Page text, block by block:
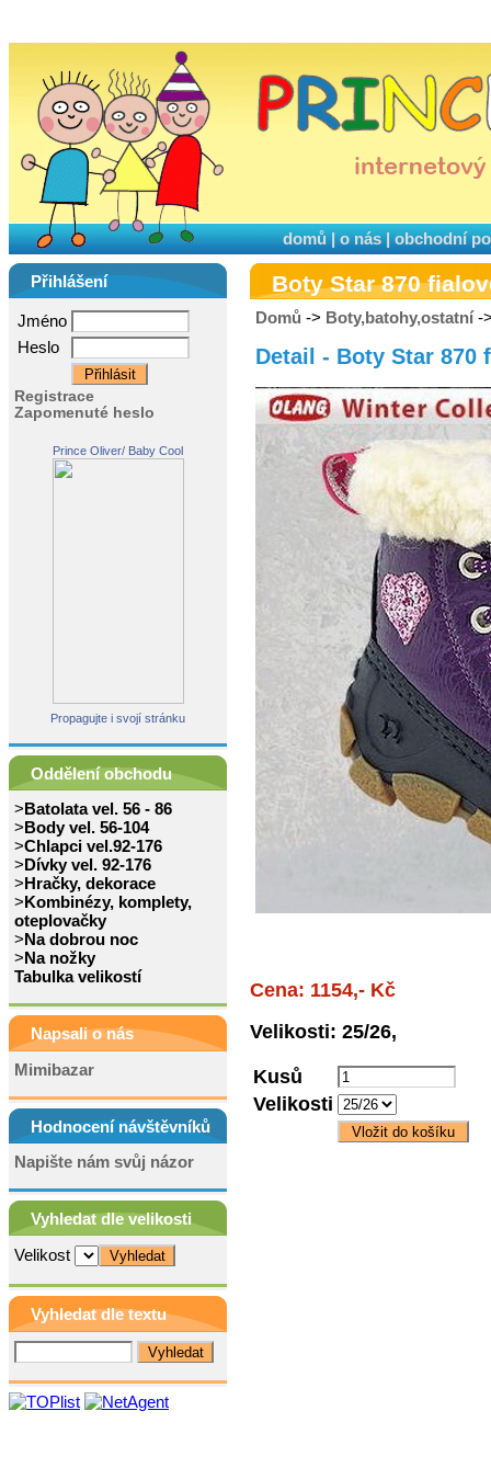
domů|o nás|obchodní
Přihlášení
Jméno
Heslo
Registrace
Zapomenuté heslo
Prince Oliver/ Baby Cool
Propagujte i svojí stránku
Oddělení obchodu
>Batolata vel. 56 - 86
>Body vel. 56-104
>Chlapci vel.92-176
>Dívky vel. 92-176
>Hračky, dekorace
>Kombinézy, komplety,
oteplovačky
>Na dobrou noc
>Na nožky
Tabulka velikostí
Napsali o nás
Mimibazar
Hodnocení návštěvníků
Napište nám svůj názor
Vyhledat dle velikosti
Velikost
Vyhledat dle textu
Boty Star 870
Domů -> Boty,batohy,ostatní-
Detail - Boty Star 870
Cena: 1154,- Kč
Velikosti: 25/26,
Kusů
Velikosti